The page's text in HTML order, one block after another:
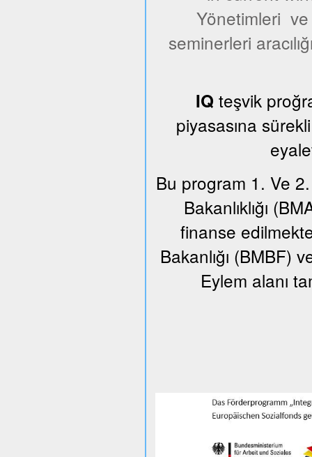
Yönetimleri ve
seminerleri
IQ teşvik
piyasasına
Bu program 1. Ve
Bakanlıklığı
finanse
Bakanlığı (BMBF)
Eylem alanı